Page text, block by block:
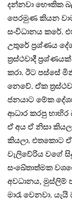
දන්නවා භෞතික
පෙරමුණ කියන
සංවිධානය කරේ.
උතුරේ ප්‍රශ්ණය
ත්‍රස්ථවාදී
කරා. ඊට පස්සේ
නෙවේ. ඒක
ජනයාට මේක
ආධාර කරපු
ඒ අය ඒ නිසා
කියලා. එතකොට
වැලිවේරිය වගේ
සංඛේතාත්මක
අවධානය, මුස්ලිම්
මාරැ වෙනවා. යැයි